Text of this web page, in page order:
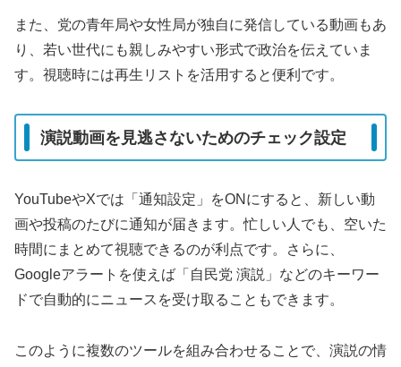
また、党の青年局や女性局が独自に発信している動画もあ
り、若い世代にも親しみやすい形式で政治を伝えていま
す。視聴時には再生リストを活用すると便利です。
演説動画を見逃さないためのチェック設定
YouTubeやXでは「通知設定」をONにすると、新しい動
画や投稿のたびに通知が届きます。忙しい人でも、空いた
時間にまとめて視聴できるのが利点です。さらに、
Googleアラートを使えば「自民党 演説」などのキーワー
ドで自動的にニュースを受け取ることもできます。
このように複数のツールを組み合わせることで、演説の情